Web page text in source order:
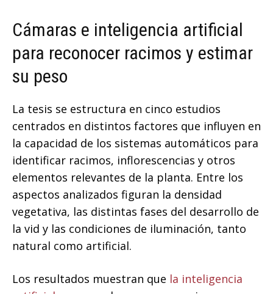
Cámaras e inteligencia artificial
para reconocer racimos y estimar
su peso
La tesis se estructura en cinco estudios
centrados en distintos factores que influyen en
la capacidad de los sistemas automáticos para
identificar racimos, inflorescencias y otros
elementos relevantes de la planta. Entre los
aspectos analizados figuran la densidad
vegetativa, las distintas fases del desarrollo de
la vid y las condiciones de iluminación, tanto
natural como artificial.
Los resultados muestran que la inteligencia